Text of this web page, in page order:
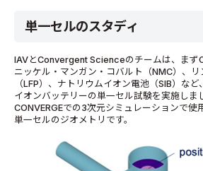
単一セルのスタディ
IAVとConvergent Scienceのチームは、まず
ニッケル・マンガン・コバルト（NMC）、リ
（LFP）、ナトリウムイオン電池（SIB）な
イオンバッテリーの単一セル試験を実施しま
CONVERGEでの3次元シミュレーションで使
単一セルのジオメトリです。